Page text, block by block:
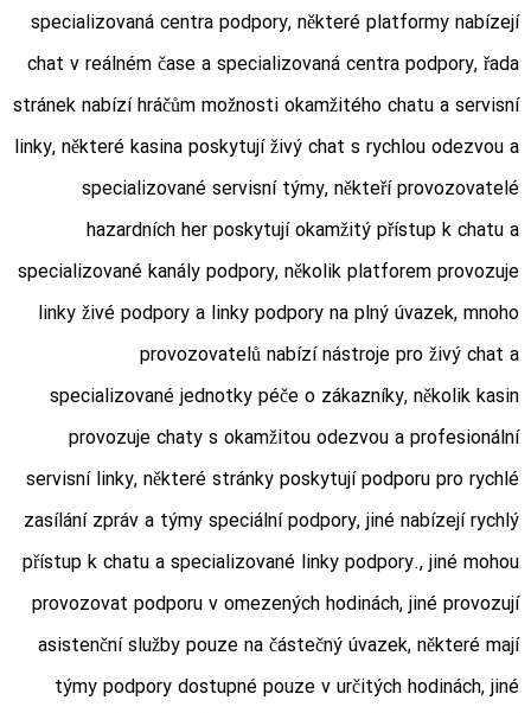
specializovaná centra podpory, některé platformy nabízejí
chat v reálném čase a specializovaná centra podpory, řada
stránek nabízí hráčům možnosti okamžitého chatu a servisní
linky, některé kasina poskytují živý chat s rychlou odezvou a
specializované servisní týmy, někteří provozovatelé
hazardních her poskytují okamžitý přístup k chatu a
specializované kanály podpory, několik platforem provozuje
linky živé podpory a linky podpory na plný úvazek, mnoho
provozovatelů nabízí nástroje pro živý chat a
specializované jednotky péče o zákazníky, několik kasin
provozuje chaty s okamžitou odezvou a profesionální
servisní linky, některé stránky poskytují podporu pro rychlé
zasílání zpráv a týmy speciální podpory, jiné nabízejí rychlý
přístup k chatu a specializované linky podpory., jiné mohou
provozovat podporu v omezených hodinách, jiné provozují
asistenční služby pouze na částečný úvazek, některé mají
týmy podpory dostupné pouze v určitých hodinách, jiné